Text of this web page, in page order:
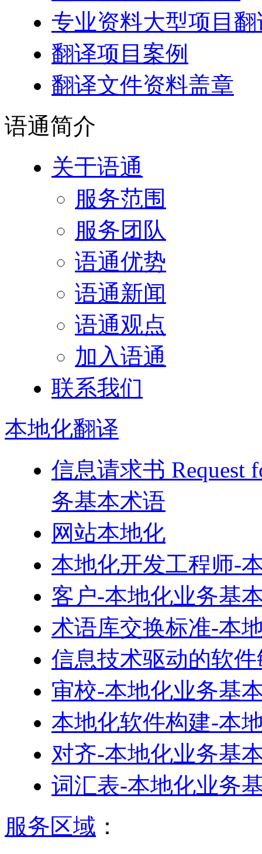
专业资料大型项目翻
翻译项目案例
翻译文件资料盖章
语通简介
关于语通
服务范围
服务团队
语通优势
语通新闻
语通观点
加入语通
联系我们
本地化翻译
信息请求书 Request
务基本术语
网站本地化
本地化开发工程师-
客户-本地化业务基
术语库交换标准-本
信息技术驱动的软
审校-本地化业务基
本地化软件构建-本
对齐-本地化业务基
词汇表-本地化业务
服务区域 ：